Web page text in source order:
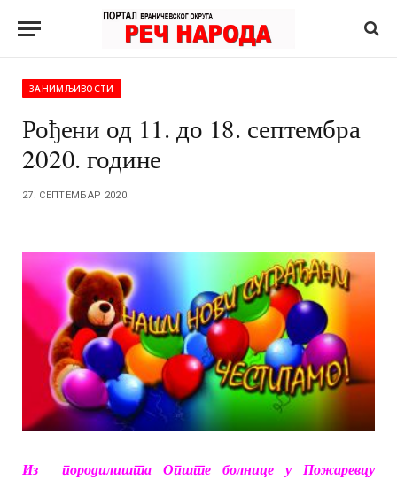
ЗАНИМЉИВОСТИ
Рођени од 11. до 18. септембра
2020. године
27. СЕПТЕМБАР 2020.
Из породилишта Опште болнице у Пожаревцу